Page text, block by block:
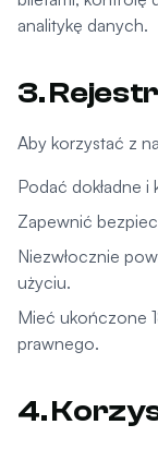
analitykę danych.
3.
Aby korzystać z
Podać dokładne
Zapewnić
Niezwłocznie
użyciu.
Mieć ukończone
prawnego.
4.